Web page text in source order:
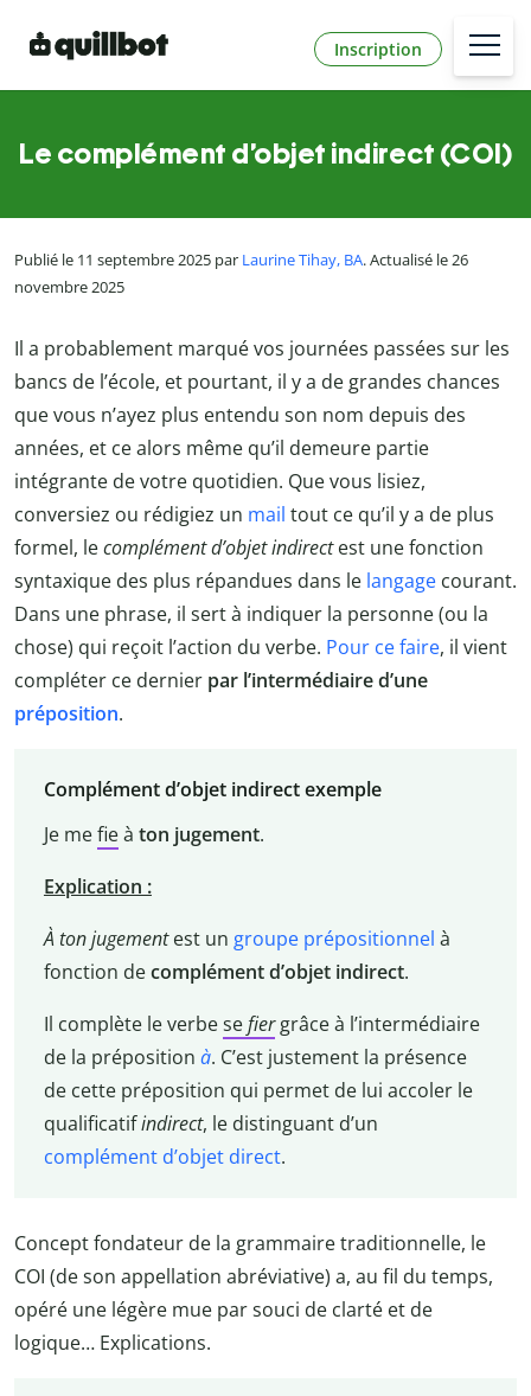
Inscription
Le complément d’objet indirect (COI)
Publié le 11 septembre 2025 par Laurine Tihay, BA. Actualisé le 26
novembre 2025
Il a probablement marqué vos journées passées sur les
bancs de l’école, et pourtant, il y a de grandes chances
que vous n’ayez plus entendu son nom depuis des
années, et ce alors même qu’il demeure partie
intégrante de votre quotidien. Que vous lisiez,
conversiez ou rédigiez un mail tout ce qu’il y a de plus
formel, lecomplément d’objet indirectest une fonction
syntaxique des plus répandues dans le langage courant.
Dans une phrase, il sert à indiquer la personne (ou la
chose) qui reçoit l’action du verbe. Pour ce faire, il vient
compléter ce dernier par l’intermédiaire d’une
préposition.
Complément d’objet indirect exemple
Je mefieà ton jugement.
Explication :
À ton jugementest un groupe prépositionnel à
fonction decomplément d’objet indirect.
Il complète le verbesefiergrâce à l’intermédiaire
de la préposition à. C’est justement la présence
de cette préposition qui permet de lui accoler le
qualificatifindirect, le distinguant d’un
complément d’objet direct.
Concept fondateur de la grammaire traditionnelle, le
COI (de son appellation abréviative) a, au fil du temps,
opéré une légère mue par souci de clarté et de
logique… Explications.